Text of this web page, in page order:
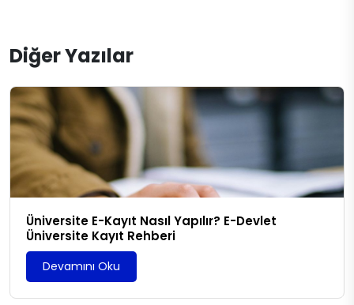
Diğer Yazılar
Üniversite E-Kayıt Nasıl Yapılır? E-Devlet
Üniversite Kayıt Rehberi
Devamını Oku